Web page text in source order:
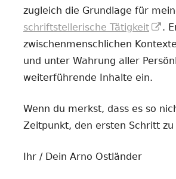
zugleich die Grundlage für
schriftstellerische Tätigkeit
In
.
zwischenmenschlichen
und unter Wahrung aller
weiterführende Inhalte ein.
Wenn du merkst, dass es so
Zeitpunkt, den ersten Schritt zu
Ihr / Dein Arno Ostländer